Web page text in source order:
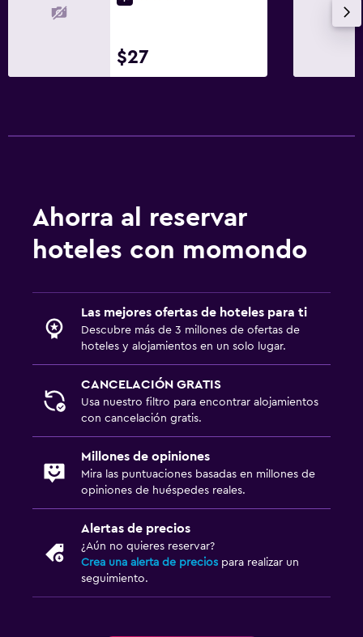
$27
Ahorra al reservar
hoteles con momondo
Las mejores ofertas de hoteles para ti
Descubre más de 3 millones de ofertas de
hoteles y alojamientos en un solo lugar.
CANCELACIÓN GRATIS
Usa nuestro filtro para encontrar alojamientos
con cancelación gratis.
Millones de opiniones
Mira las puntuaciones basadas en millones de
opiniones de huéspedes reales.
Alertas de precios
¿Aún no quieres reservar?
Crea una alerta de precios para realizar un
seguimiento.